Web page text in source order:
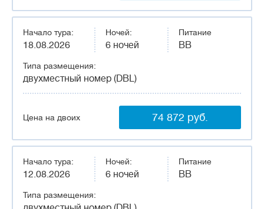
Начало тура:
18.08.2026
Типа размещения:
двухместный номер (DBL)
Ночей:
6 ночей
Питание
BB
Цена на двоих 74 872 руб.
Начало тура:
12.08.2026
Типа размещения:
Ночей:
6 ночей
Питание
BB